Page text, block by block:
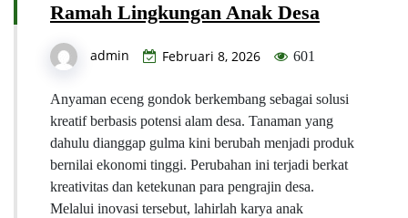
Ramah Lingkungan Anak Desa
admin Februari 8, 2026 601
Anyaman eceng gondok berkembang sebagai solusi
kreatif berbasis potensi alam desa. Tanaman yang
dahulu dianggap gulma kini berubah menjadi produk
bernilai ekonomi tinggi. Perubahan ini terjadi berkat
kreativitas dan ketekunan para pengrajin desa.
Melalui inovasi tersebut, lahirlah karya anak